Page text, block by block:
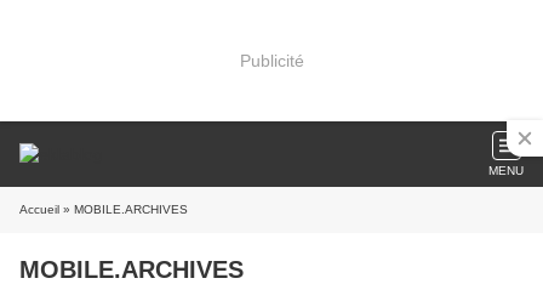
Publicité
MENU
Accueil » MOBILE.ARCHIVES
MOBILE.ARCHIVES